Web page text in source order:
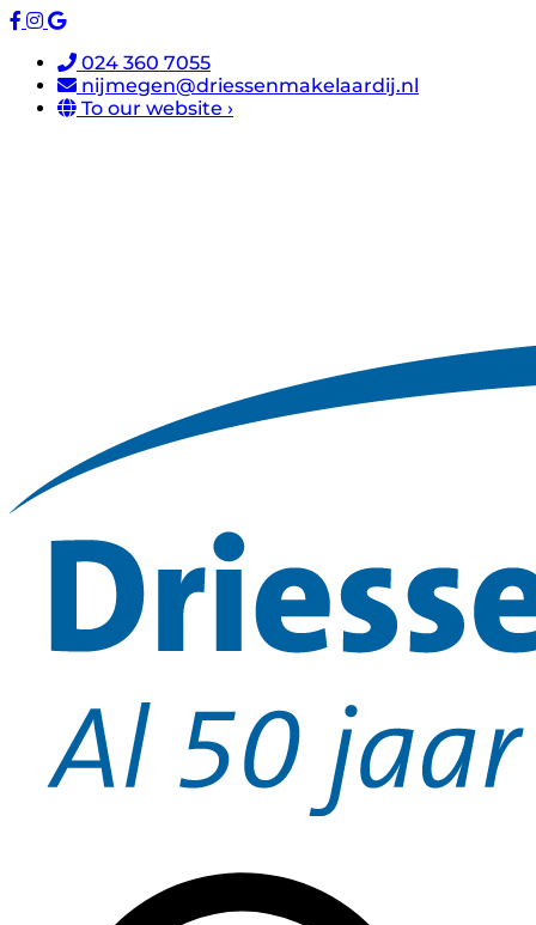
024 360 7055
nijmegen@driessenmakelaardij.nl
To our website ›